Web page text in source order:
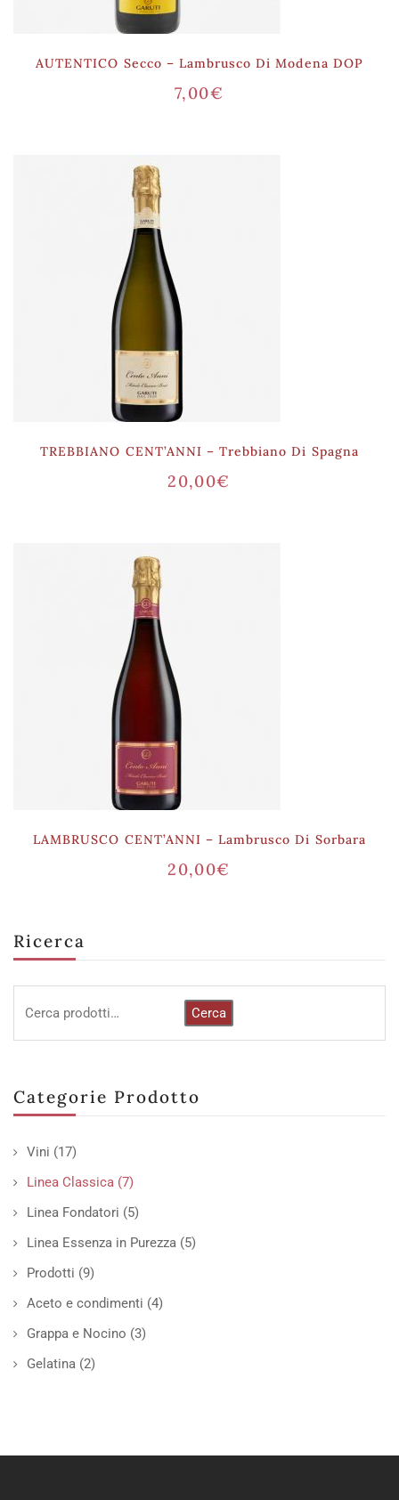
Ricerca
Cerca
Categorie Prodotto
Vini (17)
Linea Classica (7)
Linea Fondatori (5)
Linea Essenza in Purezza (5)
Prodotti (9)
Aceto e condimenti (4)
Grappa e Nocino (3)
Gelatina (2)
AUTENTICO Secco – Lambrusco Di Modena DOP
7,00€
TREBBIANO CENT’ANNI – Trebbiano Di Spagna
20,00€
LAMBRUSCO CENT’ANNI – Lambrusco Di Sorbara
20,00€